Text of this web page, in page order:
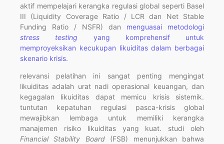
aktif mempelajari kerangka regulasi global seperti Basel
III (Liquidity Coverage Ratio / LCR dan Net Stable
Funding Ratio / NSFR) dan menguasai metodologi
stress testing yang komprehensif untuk
memproyeksikan kecukupan likuiditas dalam berbagai
skenario krisis.
relevansi pelatihan ini sangat penting mengingat
likuiditas adalah urat nadi operasional keuangan, dan
kegagalan likuiditas dapat memicu krisis sistemik.
tuntutan kepatuhan regulasi pasca-krisis global
mewajibkan lembaga untuk memiliki kerangka
manajemen risiko likuiditas yang kuat. studi oleh
Financial Stability Board(FSB) menunjukkan bahwa